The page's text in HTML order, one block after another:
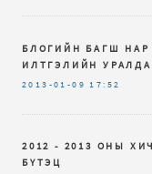
БЛОГИЙН БАГШ НАР
ИЛТГЭЛИЙН
2013-01-09 17:52
2012 - 2013 ОНЫ
БҮТЭЦ